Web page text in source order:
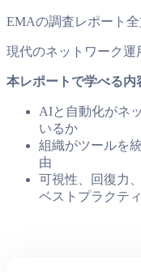
EMAの調査レポート
現代のネットワーク運
本レポートで学べる内
AIと自動化がネ
いるか
組織がツールを
由
可視性、回復力
ベストプラクテ